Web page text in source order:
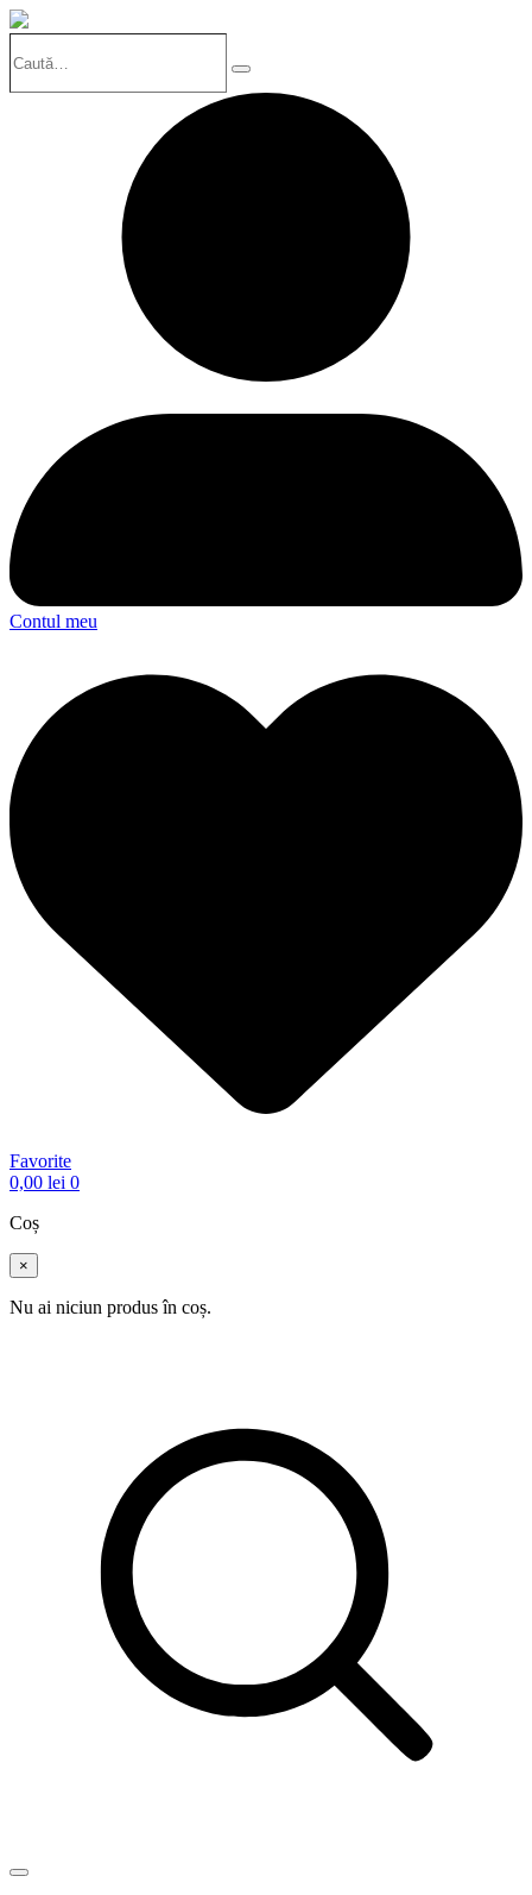
Search
Contul meu
Favorite
0,00 lei 0
Coș
×
Nu ai niciun produs în coș.